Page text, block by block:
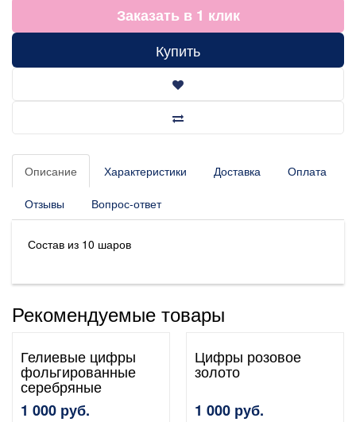
Заказать в 1 клик
Купить
Описание Характеристики Доставка Оплата
Отзывы Вопрос-ответ
Состав из 10 шаров
Рекомендуемые товары
Гелиевые цифры
фольгированные
серебряные
1 000 руб.
Цифры розовое
золото
1 000 руб.